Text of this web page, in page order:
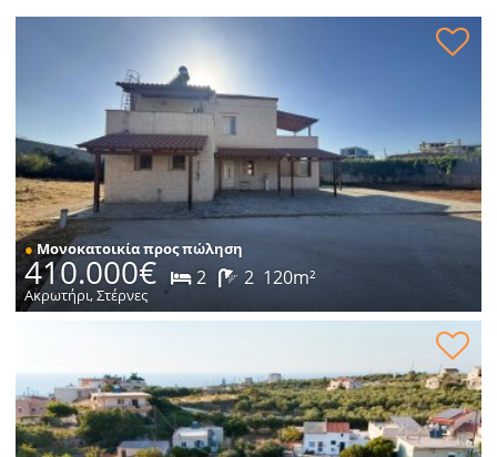
●Μονοκατοικία προς πώληση
410.000€ 2 2 120m²
Ακρωτήρι, Στέρνες